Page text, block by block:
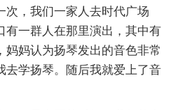
次，我们一家人去时代广场
有一群人在那里演出，其中有
妈妈认为扬琴发出的音色非常
去学扬琴。随后我就爱上了音